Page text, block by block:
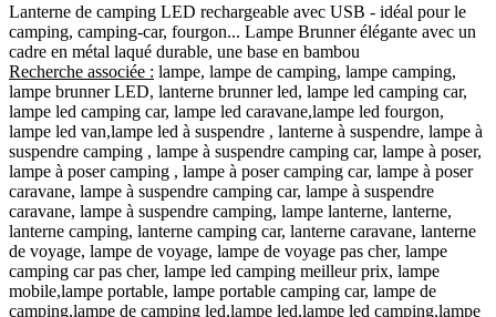
Lanterne de camping LED rechargeable avec USB - idéal pour le
camping, camping-car, fourgon... Lampe Brunner élégante avec un
cadre en métal laqué durable, une base en bambou
Recherche associée : lampe, lampe de camping, lampe camping,
lampe brunner LED, lanterne brunner led, lampe led camping car,
lampe led camping car, lampe led caravane,lampe led fourgon,
lampe led van,lampe led à suspendre , lanterne à suspendre, lampe à
suspendre camping , lampe à suspendre camping car, lampe à poser,
lampe à poser camping , lampe à poser camping car, lampe à poser
caravane, lampe à suspendre camping car, lampe à suspendre
caravane, lampe à suspendre camping, lampe lanterne, lanterne,
lanterne camping, lanterne camping car, lanterne caravane, lanterne
de voyage, lampe de voyage, lampe de voyage pas cher, lampe
camping car pas cher, lampe led camping meilleur prix, lampe
mobile,lampe portable, lampe portable camping car, lampe de
camping,lampe de camping led,lampe led,lampe led camping,lampe